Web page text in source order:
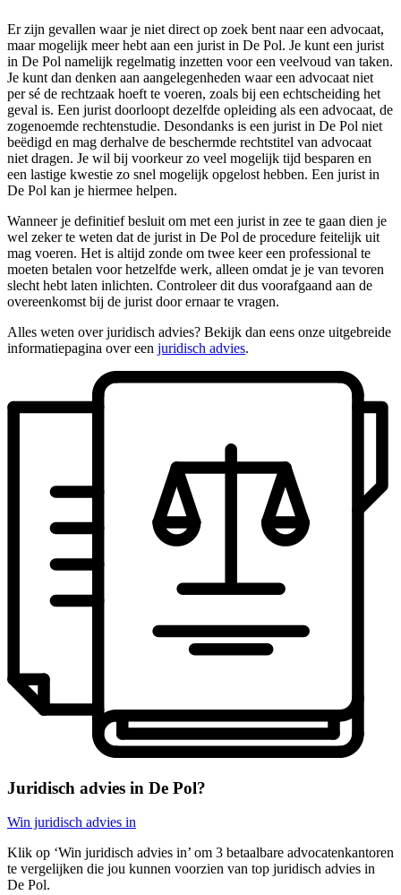
Er zijn gevallen waar je niet direct op zoek bent naar een advocaat,
maar mogelijk meer hebt aan een jurist in De Pol. Je kunt een jurist
in De Pol namelijk regelmatig inzetten voor een veelvoud van taken.
Je kunt dan denken aan aangelegenheden waar een advocaat niet
per sé de rechtzaak hoeft te voeren, zoals bij een echtscheiding het
geval is. Een jurist doorloopt dezelfde opleiding als een advocaat, de
zogenoemde rechtenstudie. Desondanks is een jurist in De Pol niet
beëdigd en mag derhalve de beschermde rechtstitel van advocaat
niet dragen. Je wil bij voorkeur zo veel mogelijk tijd besparen en
een lastige kwestie zo snel mogelijk opgelost hebben. Een jurist in
De Pol kan je hiermee helpen.
Wanneer je definitief besluit om met een jurist in zee te gaan dien je
wel zeker te weten dat de jurist in De Pol de procedure feitelijk uit
mag voeren. Het is altijd zonde om twee keer een professional te
moeten betalen voor hetzelfde werk, alleen omdat je je van tevoren
slecht hebt laten inlichten. Controleer dit dus voorafgaand aan de
overeenkomst bij de jurist door ernaar te vragen.
Alles weten over juridisch advies? Bekijk dan eens onze uitgebreide
informatiepagina over een juridisch advies.
Juridisch advies in De Pol?
Win juridisch advies in
Klik op ‘Win juridisch advies in’ om 3 betaalbare advocatenkantoren
te vergelijken die jou kunnen voorzien van top juridisch advies in
De Pol.